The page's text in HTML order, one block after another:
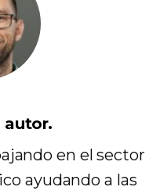
autor.
en el sector
ayudando a las